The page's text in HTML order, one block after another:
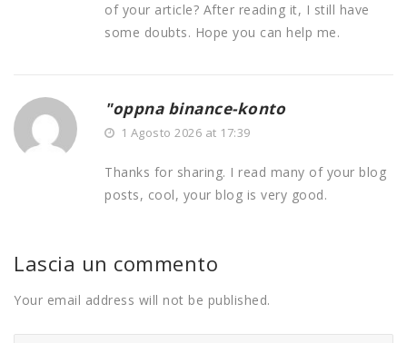
of your article? After reading it, I still have
some doubts. Hope you can help me.
"oppna binance-konto
1 Agosto 2026 at 17:39
Thanks for sharing. I read many of your blog
posts, cool, your blog is very good.
Lascia un commento
Your email address will not be published.